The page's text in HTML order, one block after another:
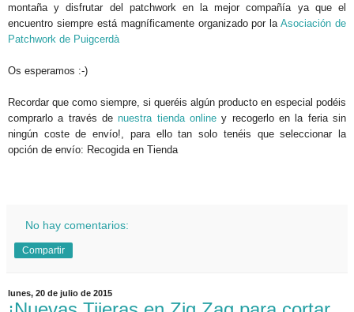
montaña y disfrutar del patchwork en la mejor compañía ya que el
encuentro siempre está magníficamente organizado por laAsociación de
Patchwork de Puigcerdà
Os esperamos :-)
Recordar que como siempre, si queréis algún producto en especial podéis
comprarlo a través denuestra tienda online y recogerlo en la feria sin
ningún coste de envío!, para ello tan solo tenéis que seleccionar la
opción de envío: Recogida en Tienda
No hay comentarios:
Compartir
lunes, 20 de julio de 2015